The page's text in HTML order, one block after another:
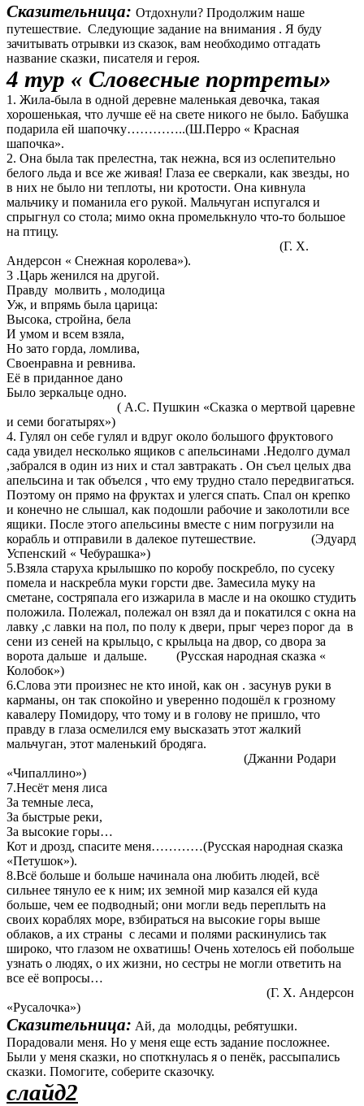
Сказительница: Отдохнули? Продолжим наше
путешествие. Следующие задание на внимания . Я буду
зачитывать отрывки из сказок, вам необходимо отгадать
название сказки, писателя и героя.
4 тур « Словесные портреты»
1. Жила-была в одной деревне маленькая девочка, такая
хорошенькая, что лучше её на свете никого не было. Бабушка
подарила ей шапочку…………..(Ш.Перро « Красная
шапочка».
2. Она была так прелестна, так нежна, вся из ослепительно
белого льда и все же живая! Глаза ее сверкали, как звезды, но
в них не было ни теплоты, ни кротости. Она кивнула
мальчику и поманила его рукой. Мальчуган испугался и
спрыгнул со стола; мимо окна промелькнуло что-то большое
на птицу.
(Г. Х.
Андерсон « Снежная королева»).
3 .Царь женился на другой.
Правду молвить , молодица
Уж, и впрямь была царица:
Высока, стройна, бела
И умом и всем взяла,
Но зато горда, ломлива,
Своенравна и ревнива.
Её в приданное дано
Было зеркальце одно.
( А.С. Пушкин «Сказка о мертвой царевне
и семи богатырях»)
4. Гулял он себе гулял и вдруг около большого фруктового
сада увидел несколько ящиков с апельсинами .Недолго думал
,забрался в один из них и стал завтракать . Он съел целых два
апельсина и так объелся , что ему трудно стало передвигаться.
Поэтому он прямо на фруктах и улегся спать. Спал он крепко
и конечно не слышал, как подошли рабочие и заколотили все
ящики. После этого апельсины вместе с ним погрузили на
корабль и отправили в далекое путешествие. (Эдуард
Успенский « Чебурашка»)
5.Взяла старуха крылышко по коробу поскребло, по сусеку
помела и наскребла муки горсти две. Замесила муку на
сметане, состряпала его изжарила в масле и на окошко студить
положила. Полежал, полежал он взял да и покатился с окна на
лавку ,с лавки на пол, по полу к двери, прыг через порог да в
сени из сеней на крыльцо, с крыльца на двор, со двора за
ворота дальше и дальше. (Русская народная сказка «
Колобок»)
6.Слова эти произнес не кто иной, как он . засунув руки в
карманы, он так спокойно и уверенно подошёл к грозному
кавалеру Помидору, что тому и в голову не пришло, что
правду в глаза осмелился ему высказать этот жалкий
мальчуган, этот маленький бродяга.
(Джанни Родари
«Чипаллино»)
7.Несёт меня лиса
За темные леса,
За быстрые реки,
За высокие горы…
Кот и дрозд, спасите меня…………(Русская народная сказка
«Петушок»).
8.Всё больше и больше начинала она любить людей, всё
сильнее тянуло ее к ним; их земной мир казался ей куда
больше, чем ее подводный; они могли ведь переплыть на
своих кораблях море, взбираться на высокие горы выше
облаков, а их страны с лесами и полями раскинулись так
широко, что глазом не охватишь! Очень хотелось ей побольше
узнать о людях, о их жизни, но сестры не могли ответить на
все её вопросы…
(Г. Х. Андерсон
«Русалочка»)
Сказительница: Ай, да молодцы, ребятушки.
Порадовали меня. Но у меня еще есть задание посложнее.
Были у меня сказки, но споткнулась я о пенёк, рассыпались
сказки. Помогите, соберите сказочку.
слайд2